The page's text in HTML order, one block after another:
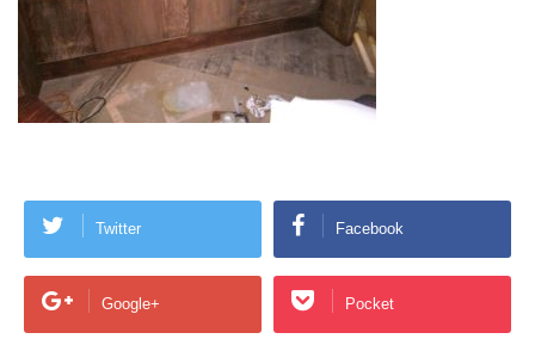
Twitter Facebook
Google+ Pocket